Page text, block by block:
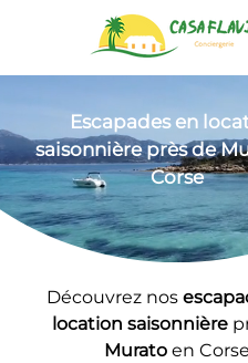
Escapades en
saisonnière près de
Corse
Découvrez nos
location saisonnière
Murato en Corse